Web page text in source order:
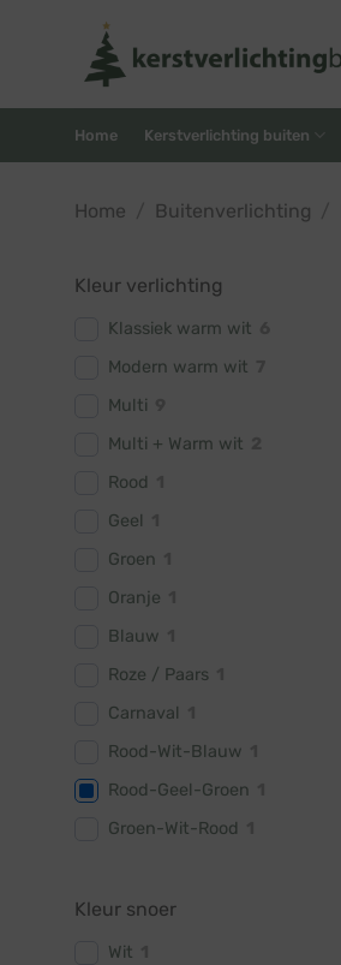
Home Kerstverlichting buiten
Home Buitenverlichting
Kleur verlichting
Klassiek warm wit
Modern warm wit
Multi
Multi + Warm wit
Rood
Geel
Groen
Oranje
Blauw
Roze / Paars
Carnaval
Rood-Wit-Blauw
Rood-Geel-Groen
Groen-Wit-Rood
Kleur snoer
Wit